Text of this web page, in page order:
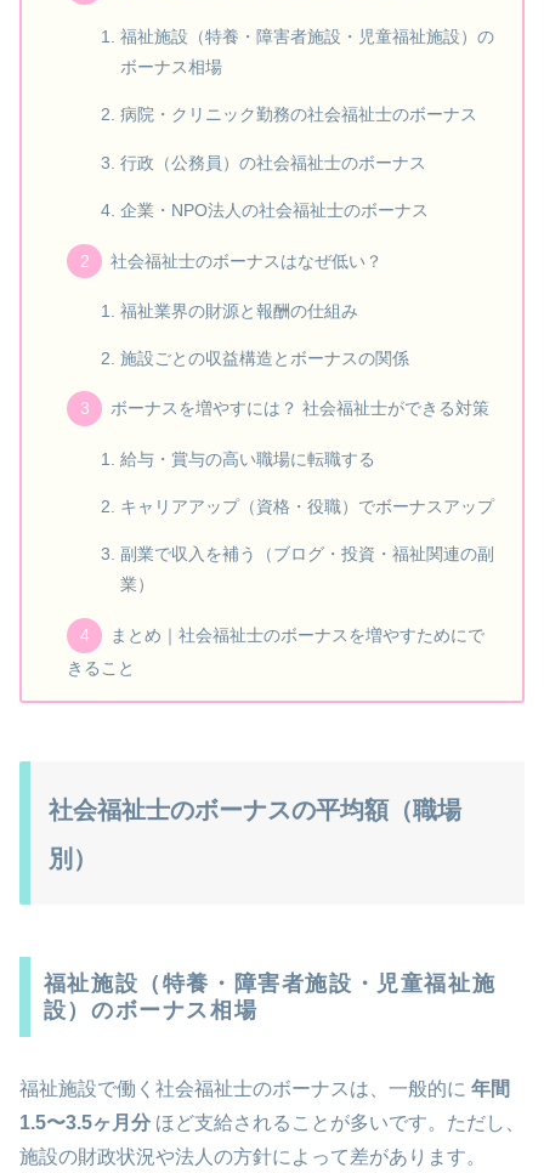
福祉施設（特養・障害者施設・児童福祉施設）の
ボーナス相場
病院・クリニック勤務の社会福祉士のボーナス
行政（公務員）の社会福祉士のボーナス
企業・NPO法人の社会福祉士のボーナス
社会福祉士のボーナスはなぜ低い？
福祉業界の財源と報酬の仕組み
施設ごとの収益構造とボーナスの関係
ボーナスを増やすには？ 社会福祉士ができる対策
給与・賞与の高い職場に転職する
キャリアアップ（資格・役職）でボーナスアップ
副業で収入を補う（ブログ・投資・福祉関連の副
業）
まとめ｜社会福祉士のボーナスを増やすためにで
きること
社会福祉士のボーナスの平均額（職場
別）
福祉施設（特養・障害者施設・児童福祉施
設）のボーナス相場
福祉施設で働く社会福祉士のボーナスは、一般的に 年間
1.5〜3.5ヶ月分 ほど支給されることが多いです。ただし、
施設の財政状況や法人の方針によって差があります。